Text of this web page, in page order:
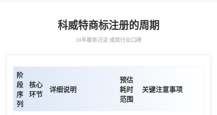
科威特商标注册的周期
10年服务沉淀 成就行业口碑
阶
段
序
列
核心
环节
详细说明
预估
耗时
范围
关键注意事项